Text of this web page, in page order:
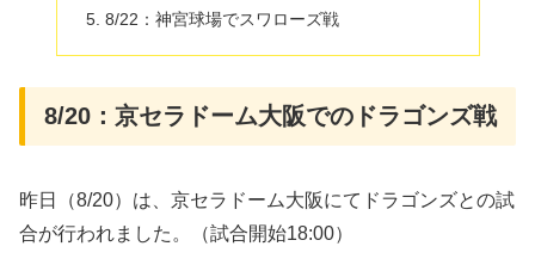
8/22：神宮球場でスワローズ戦
8/20：京セラドーム大阪でのドラゴンズ戦
昨日（8/20）は、京セラドーム大阪にてドラゴンズとの試
合が行われました。（試合開始18:00）